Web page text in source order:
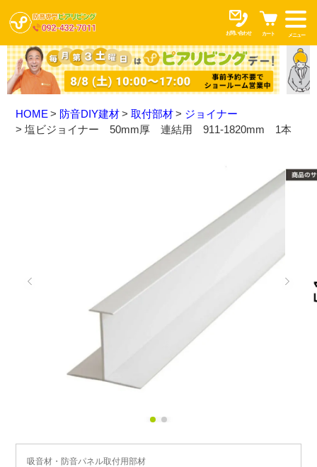
お問い合わせ カート メニュー
HOME 防音DIY建材 取付部材
ジョイナー
塩ビジョイナー 50mm厚 連結用 911-1820mm 1本
吸音材・防音パネル取付用部材